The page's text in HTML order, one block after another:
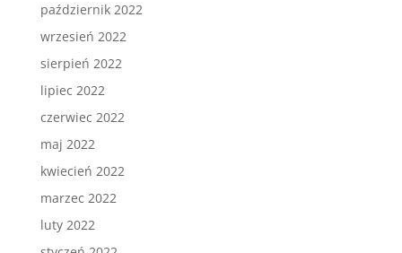
październik 2022
wrzesień 2022
sierpień 2022
lipiec 2022
czerwiec 2022
maj 2022
kwiecień 2022
marzec 2022
luty 2022